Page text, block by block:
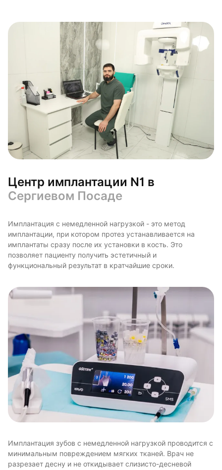
Центр имплантации N1 в
Сергиевом Посаде
Имплантация с немедленной нагрузкой - это метод
имплантации, при котором протез устанавливается на
имплантаты сразу после их установки в кость. Это
позволяет пациенту получить эстетичный и
функциональный результат в кратчайшие сроки.
Имплантация зубов с немедленной нагрузкой проводится с
минимальным повреждением мягких тканей. Врач не
разрезает десну и не откидывает слизисто-десневой